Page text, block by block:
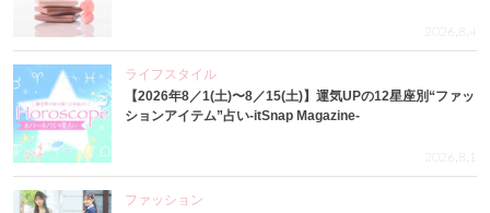
2026.8.4
ライフスタイル
【2026年8／1(土)〜8／15(土)】運気UPの12星座別“ファッ
ションアイテム”占い-itSnap Magazine-
2026.8.1
ファッション